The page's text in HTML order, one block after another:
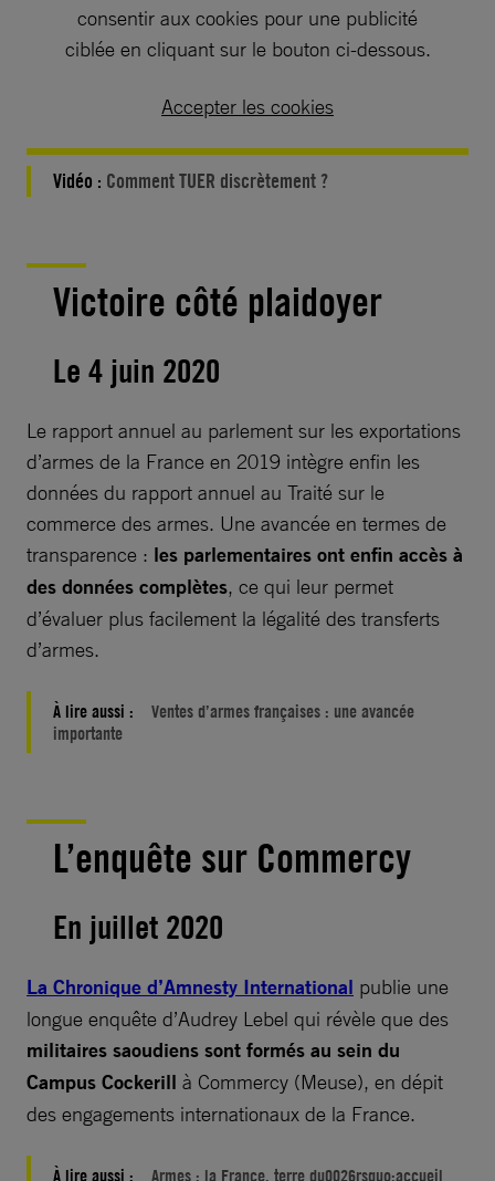
consentir aux cookies pour une publicité
ciblée en cliquant sur le bouton ci-dessous.
Accepter les cookies
Vidéo : Comment TUER discrètement ?
Victoire côté plaidoyer
Le 4 juin 2020
Le rapport annuel au parlement sur les exportations
d’armes de la France en 2019 intègre enfin les
données du rapport annuel au Traité sur le
commerce des armes. Une avancée en termes de
transparence : les parlementaires ont enfin accès à
des données complètes, ce qui leur permet
d’évaluer plus facilement la légalité des transferts
d’armes.
À lire aussi :
Ventes d’armes françaises : une avancée
importante
L’enquête sur Commercy
En juillet 2020
La Chronique d’Amnesty International publie une
longue enquête d’Audrey Lebel qui révèle que des
militaires saoudiens sont formés au sein du
Campus Cockerill à Commercy (Meuse), en dépit
des engagements internationaux de la France.
À lire aussi : Armes : la France, terre du0026rsquo;accueil